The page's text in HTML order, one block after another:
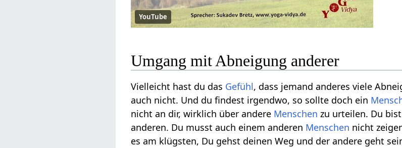
YouTube
Umgang mit Abneigung anderer
Vielleicht hast du das Gefühl, dass jemand anderes viele
auch nicht. Und du findest irgendwo, so sollte doch ein
nicht an dir, wirklich über andere Menschen zu urteilen. Du
anderen. Du musst auch einem anderen Menschen nicht
es am klügsten, Du gehst deinen Weg und der andere geht